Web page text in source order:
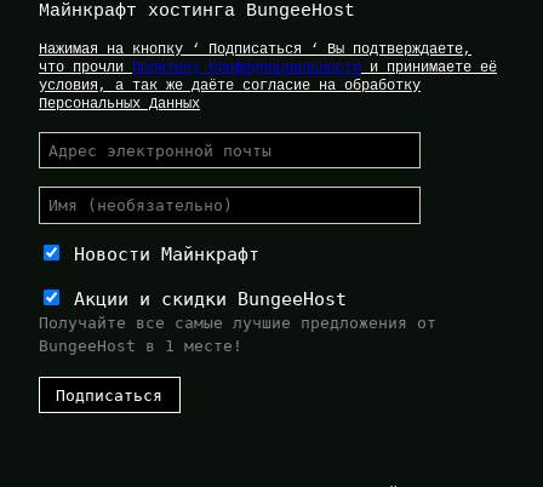
Майнкрафт хостинга BungeeHost
Нажимая на кнопку ‘ Подписаться ‘ Вы подтверждаете,
что прочли Политику Конфиденциальности и принимаете её
условия, а так же даёте согласие на обработку
Персональных Данных
Новости Майнкрафт
Акции и скидки BungeeHost
Получайте все самые лучшие предложения от
BungeeHost в 1 месте!